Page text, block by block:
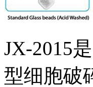
JX-2015
型细胞破